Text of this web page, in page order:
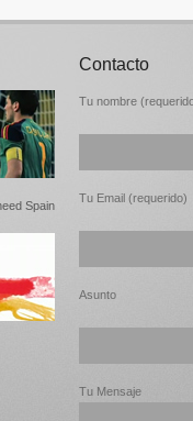
Spain
Contacto
Tu nombre
Tu Email (requerido)
Asunto
Tu Mensaje